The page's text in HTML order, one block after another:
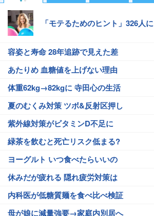
「モテるためのヒント」326人に
容姿と寿命 28年追跡で見えた差
あたりめ 血糖値を上げない理由
体重62kg→82kgに 寺田心の生活
夏のむくみ対策 ツボ&反射区押し
紫外線対策がビタミンD不足に
緑茶を飲むと死亡リスク低まる?
ヨーグルト いつ食べたらいいの
休みだが疲れる 隠れ疲労対策は
内科医が低糖質麺を食べ比べ検証
母が娘に減量強要→家庭内別居へ